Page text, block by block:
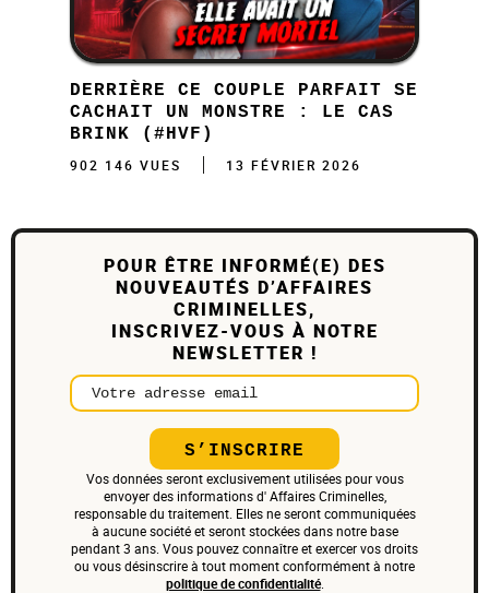
DERRIÈRE CE COUPLE PARFAIT SE
CACHAIT UN MONSTRE : LE CAS
BRINK (#HVF)
902 146 VUES 13 FÉVRIER 2026
POUR ÊTRE INFORMÉ(E) DES
NOUVEAUTÉS D’AFFAIRES
CRIMINELLES,
INSCRIVEZ-VOUS À NOTRE
NEWSLETTER !
Votre adresse email
S’INSCRIRE
Vos données seront exclusivement utilisées pour vous
envoyer des informations d' Affaires Criminelles,
responsable du traitement. Elles ne seront communiquées
à aucune société et seront stockées dans notre base
pendant 3 ans. Vous pouvez connaître et exercer vos droits
ou vous désinscrire à tout moment conformément à notre
politique de confidentialité.